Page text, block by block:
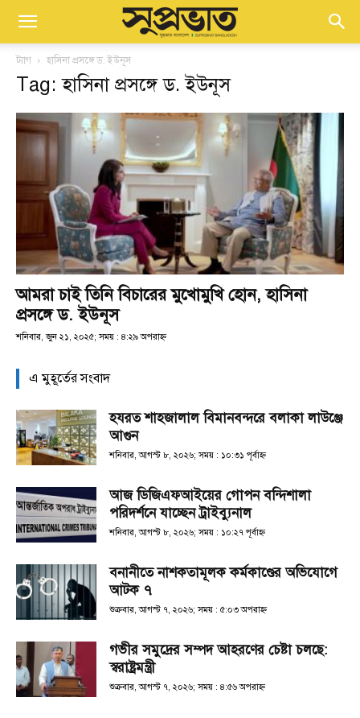
ট্যাগ হাসিনা প্রসঙ্গে ড. ইউনূস
Tag: হাসিনা প্রসঙ্গে ড. ইউনূস
আমরা চাই তিনি বিচারের মুখোমুখি হোন, হাসিনা
প্রসঙ্গে ড. ইউনূস
শনিবার, জুন ২১, ২০২৫; সময় : ৪:২৯ অপরাহ্ণ
এ মুহূর্তের সংবাদ
হযরত শাহজালাল বিমানবন্দরে বলাকা লাউঞ্জে
আগুন
শনিবার, আগস্ট ৮, ২০২৬; সময় : ১০:৩১ পূর্বাহ্ণ
আজ ডিজিএফআইয়ের গোপন বন্দিশালা
পরিদর্শনে যাচ্ছেন ট্রাইব্যুনাল
শনিবার, আগস্ট ৮, ২০২৬; সময় : ১০:২৭ পূর্বাহ্ণ
বনানীতে নাশকতামূলক কর্মকাণ্ডের অভিযোগে
আটক ৭
শুক্রবার, আগস্ট ৭, ২০২৬; সময় : ৫:০৩ অপরাহ্ণ
গভীর সমুদ্রের সম্পদ আহরণের চেষ্টা চলছে:
স্বরাষ্ট্রমন্ত্রী
শুক্রবার, আগস্ট ৭, ২০২৬; সময় : ৪:৫৬ অপরাহ্ণ